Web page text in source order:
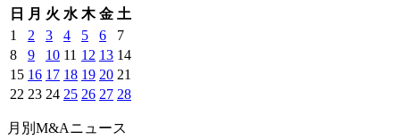
日
月 火 水 木 金 土
1
2 3 4 5 6
7
8
9 10 11 12 13 14
15 16 17 18 19 20 21
22 23 24 25 26 27 28
月別M&Aニュース